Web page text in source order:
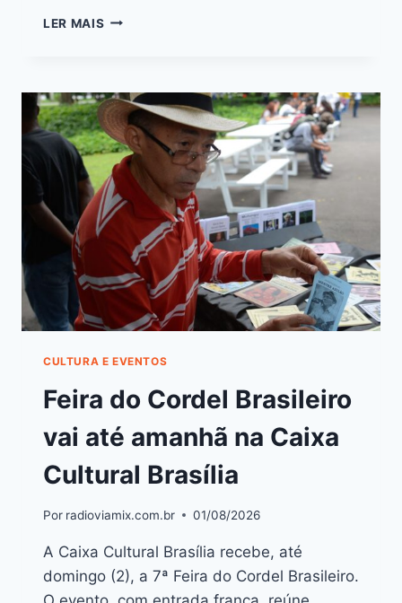
LER MAIS
CULTURA E EVENTOS
Feira do Cordel Brasileiro
vai até amanhã na Caixa
Cultural Brasília
Por radioviamix.com.br 01/08/2026
A Caixa Cultural Brasília recebe, até
domingo (2), a 7ª Feira do Cordel Brasileiro.